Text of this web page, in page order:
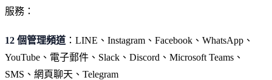
服務：
12 個管理頻道 ：LINE、Instagram、Facebook、WhatsApp、
YouTube、電子郵件、Slack、Discord、Microsoft Teams、
SMS、網頁聊天、Telegram